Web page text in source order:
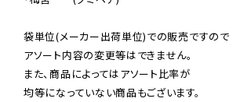
袋単位(メーカー出荷単位)での販売ですので
アソート内容の変更等はできません。
また、商品によってはアソート比率が
均等になっていない商品もございます。